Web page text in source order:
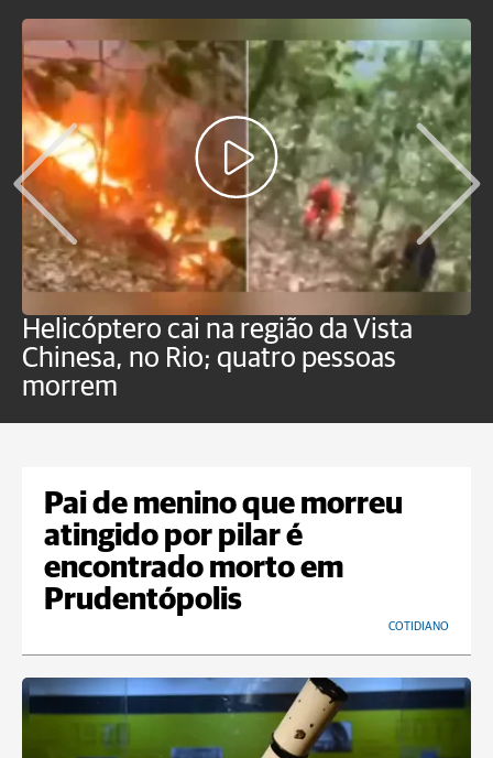
Helicóptero cai na região da Vista
Chinesa, no Rio; quatro pessoas
morrem
Pai de menino que morreu
atingido por pilar é
encontrado morto em
Prudentópolis
COTIDIANO